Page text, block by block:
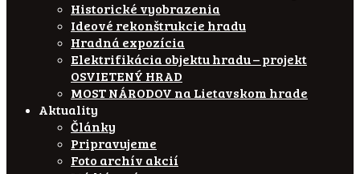
Historické vyobrazenia
Ideové rekonštrukcie hradu
Hradná expozícia
Elektrifikácia objektu hradu – projekt
OSVIETENÝ HRAD
MOST NÁRODOV na Lietavskom hrade
Aktuality
Články
Pripravujeme
Foto archív akcií